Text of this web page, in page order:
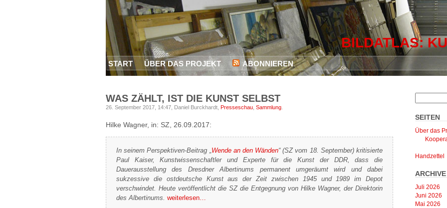
BILDATLAS:
START ÜBER DAS PROJEKT ABONNIEREN
WAS ZÄHLT, IST DIE KUNST SELBST
26. September 2017, 14:47, Daniel Burckhardt, Presseschau Sammlung
Hilke Wagner, in: SZ, 26.09.2017:
In seinem Perspektiven-Beitrag „ Wende an den Wänden“ (SZ vom 18. September) kritisierte
Paul Kaiser, Kunstwissenschaftler und Experte für die Kunst der DDR, dass die
Dauerausstellung des Dresdner Albertinums permanent umgeräumt wird und dabei
sukzessive die ostdeutsche Kunst aus der Zeit zwischen 1945 und 1989 im Depot
verschwindet. Heute veröffentlicht die SZ die Entgegnung von Hilke Wagner, der Direktorin
des Albertinums.
weiterlesen…
SEITEN
Über das
Handzettel
ARCHIVE
Juli 2026
Juni 2026
Mai 2026